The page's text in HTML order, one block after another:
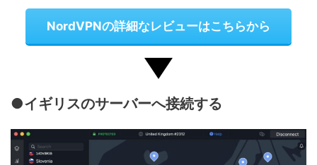
NordVPNの詳細なレビューはこちらから
●イギリスのサーバーへ接続する